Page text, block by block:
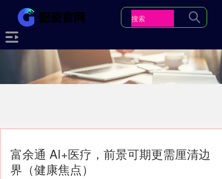
富余通 AI+医疗，前景可期更需厘清边
界（健康焦点）